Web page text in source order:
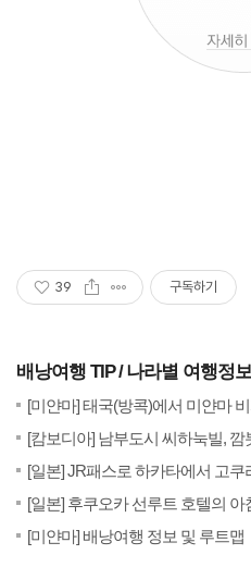
39 구독하기
배낭여행 TIP 나라별 여행정보
[미얀마] 태국(방콕)에서 미얀마
[캄보디아] 남부도시 씨하눅빌, 깜
[일본] JR패스로 하카타에서 고쿠
[일본] 후쿠오카 선루트 호텔의 아
[미얀마] 배낭여행 정보 및 루트맵